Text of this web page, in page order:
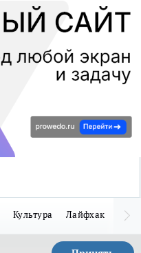
Культура Лайфхак